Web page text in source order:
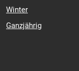
Winter
Ganzjährig